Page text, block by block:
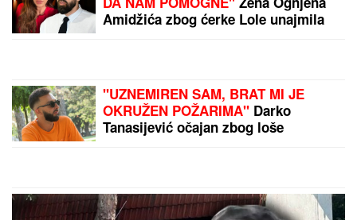
Amidžića zbog ćerke Lole unajmila
"UZNEMIREN SAM, BRAT MI JE
OKRUŽEN POŽARIMA" Darko
Tanasijević očajan zbog loše